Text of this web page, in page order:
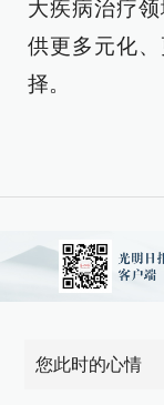
大疾病治疗
供更多元化
择。
您此时的心情